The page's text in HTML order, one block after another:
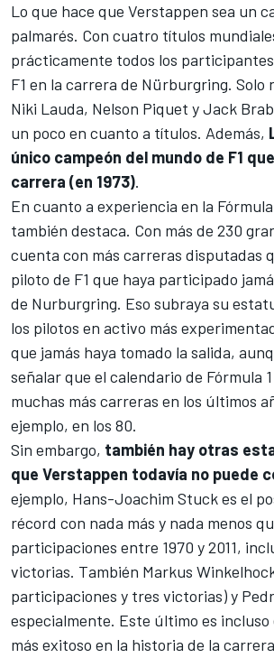
Lo que hace que Verstappen sea un
palmarés. Con cuatro títulos
prácticamente todos los
F1 en la carrera de Nürburgring. Solo
Niki Lauda, Nelson Piquet yJack
un poco en cuanto a títulos. Además,
único campeón del mundo de F1
carrera (en 1973).
En cuanto a experiencia en la
también destaca. Con más de 230
cuenta con más carreras disputadas
piloto de F1 que haya participado
de Nurburgring. Eso subraya su
los pilotos en activo más
que jamás haya tomado la salida,
señalar que el calendario de Fórmula
muchas más carreras en los últimos
ejemplo, en los 80.
Sin embargo, también hay otras
que Verstappen todavía no puede
ejemplo, Hans-Joachim Stuckes el
récord con nada más y nada menos
participaciones entre 1970 y 2011,
victorias. También Markus
participaciones y tres victorias) y
especialmente. Este último es incluso
más exitoso en la historia de la